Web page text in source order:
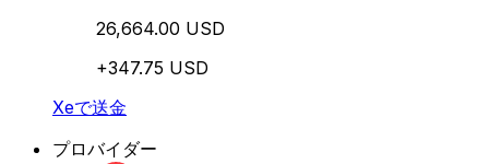
26,664.00 USD
+347.75 USD
Xeで送金
プロバイダー